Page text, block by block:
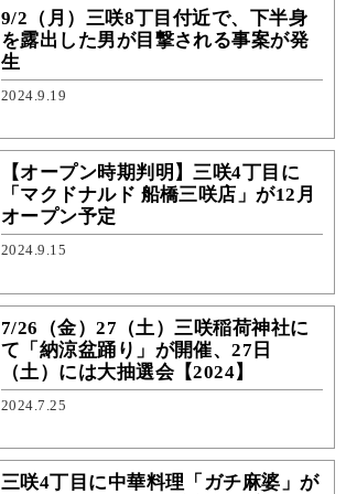
9/2（月）三咲8丁目付近で、下半身
を露出した男が目撃される事案が発
生
2024.9.19
【オープン時期判明】三咲4丁目に
「マクドナルド 船橋三咲店」が12月
オープン予定
2024.9.15
7/26（金）27（土）三咲稲荷神社に
て「納涼盆踊り」が開催、27日
（土）には大抽選会【2024】
2024.7.25
三咲4丁目に中華料理「ガチ麻婆」が